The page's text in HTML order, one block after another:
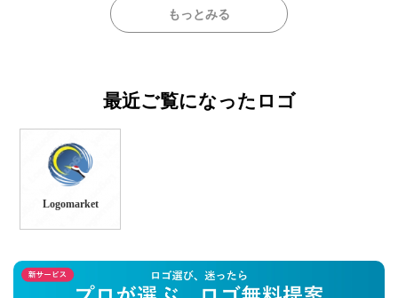
もっとみる
最近ご覧になったロゴ
Logomarket